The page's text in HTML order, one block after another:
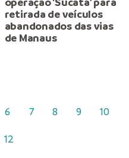
retirada de veículos
abandonados das vias
de Manaus
6 7 8 9 10
12